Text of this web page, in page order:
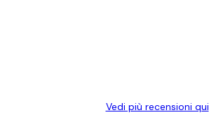
Vedi più recensioni qui